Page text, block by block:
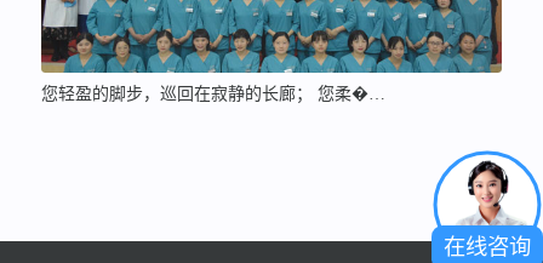
您轻盈的脚步，巡回在寂静的长廊； 您柔�…
在线咨询